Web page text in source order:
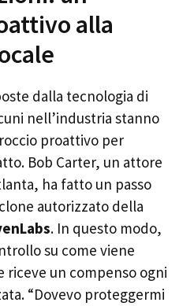
alla
dalla tecnologia di
nell’industria stanno
proattivo per
Bob Carter, un attore
ha fatto un passo
autorizzato della
. In questo modo,
su come viene
riceve un compenso ogni
“Dovevo proteggermi